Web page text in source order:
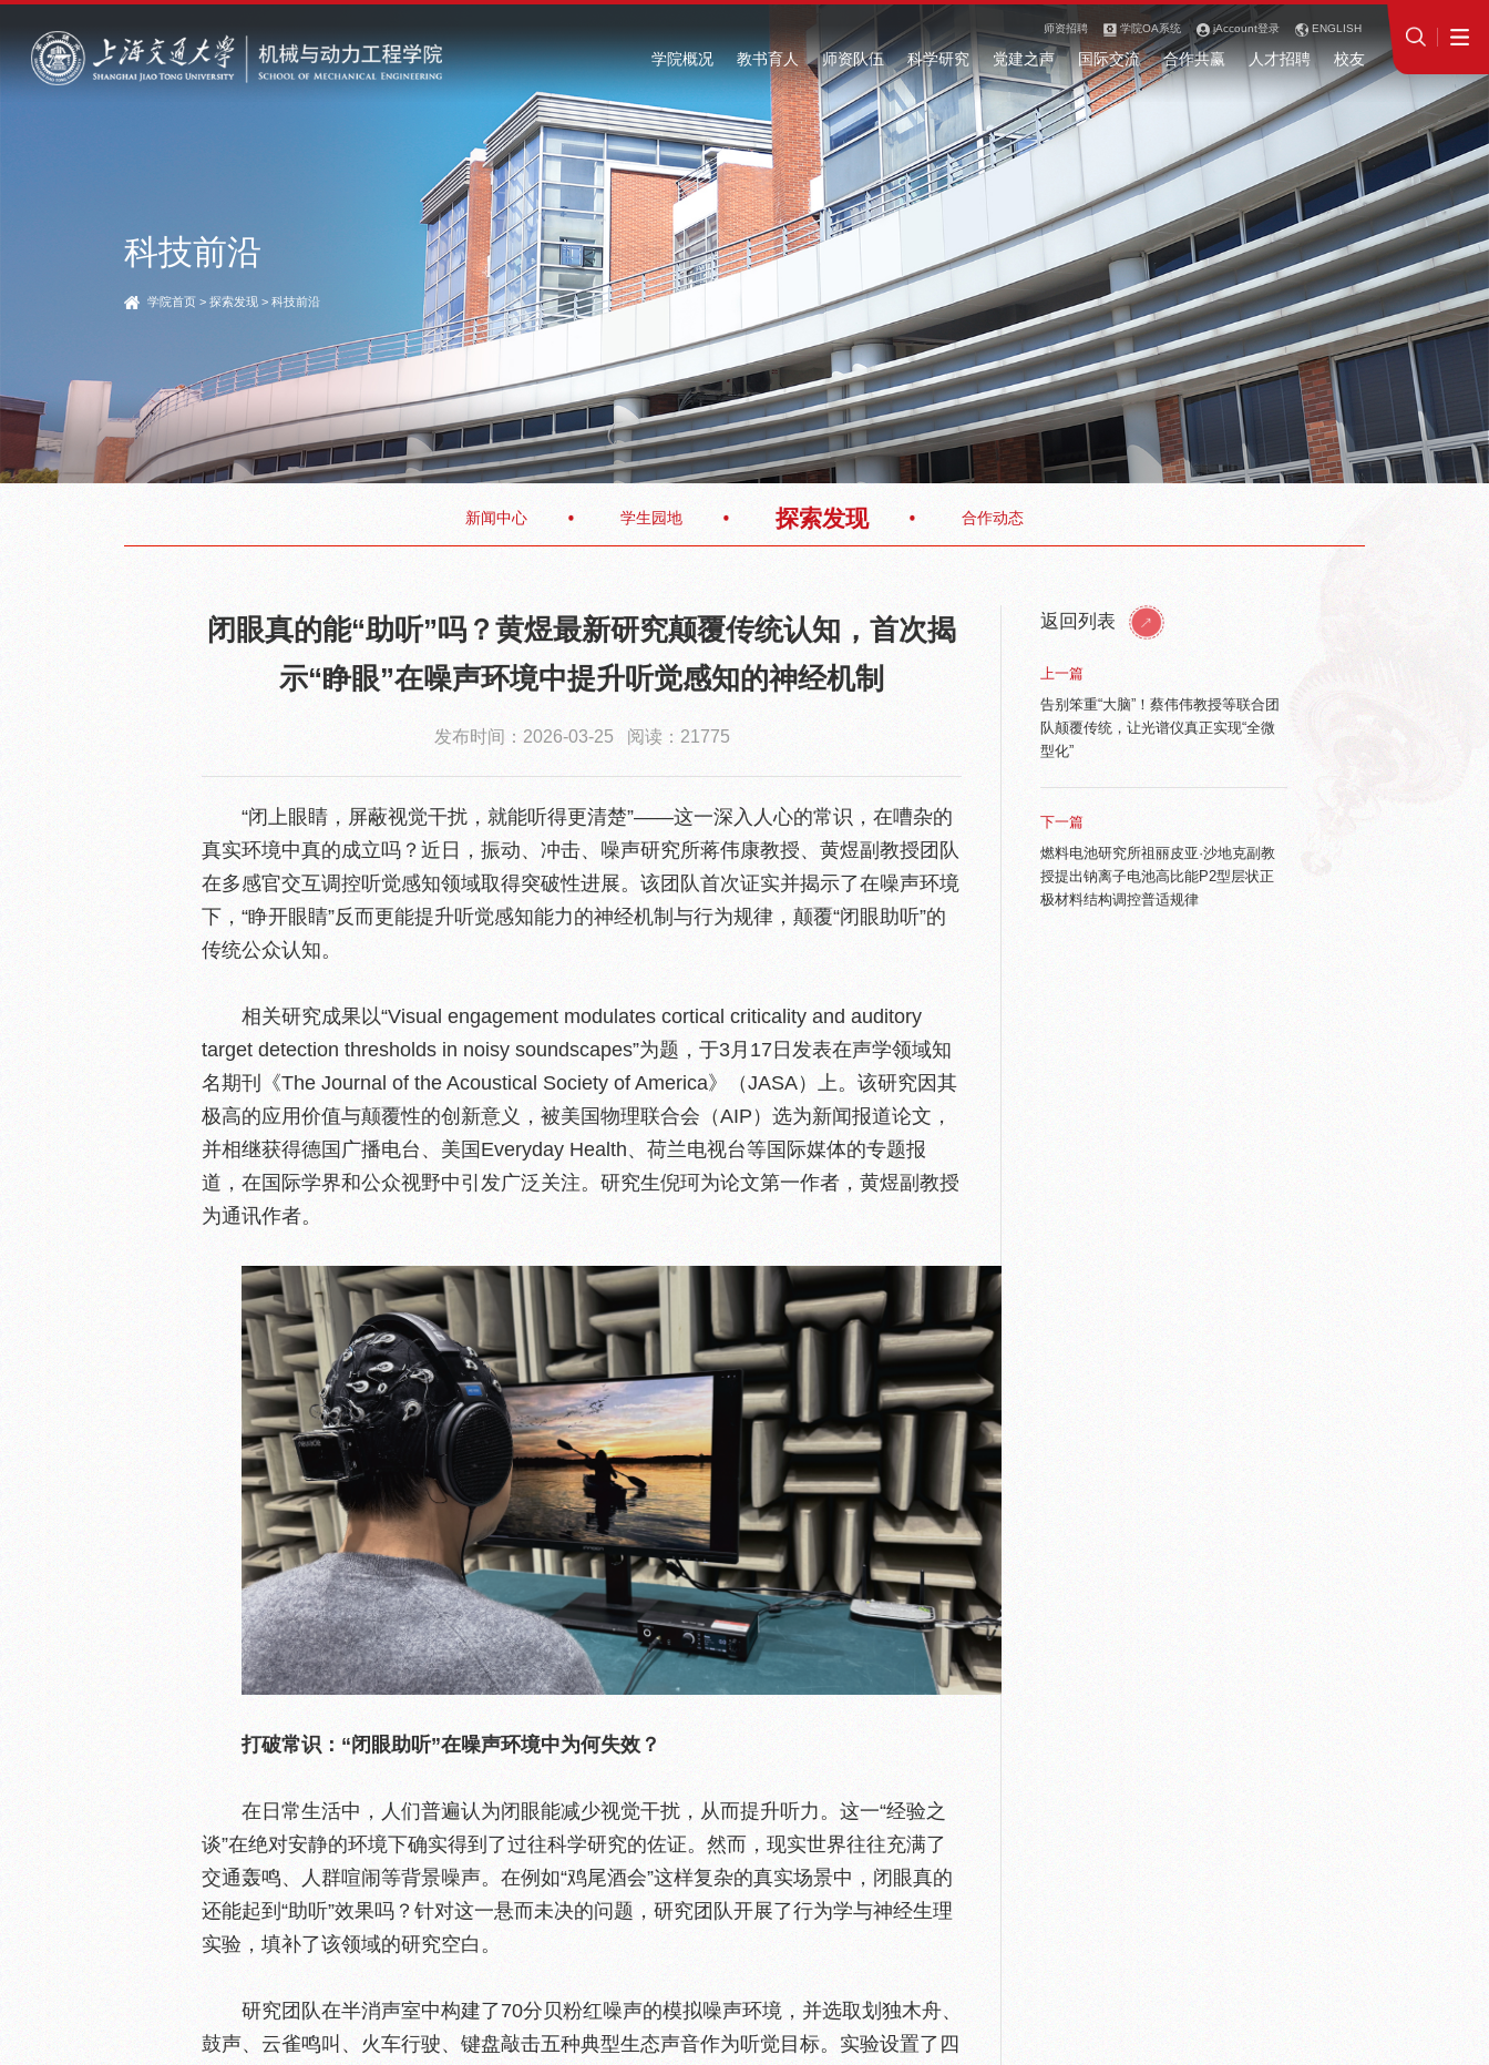
师资招聘 学院OA系统 jAccount登录 ENGLISH
学院概况 教书育人 师资队伍 科学研究 党建之声 国际交流 合作共赢 人才招聘 校友
科技前沿
学院首页 > 探索发现 > 科技前沿
新闻中心 学生园地 探索发现 合作动态
闭眼真的能“助听”吗？黄煜最新研究颠覆传统认知，首次揭
示“睁眼”在噪声环境中提升听觉感知的神经机制
发布时间：2026-03-25 阅读：21775
“闭上眼睛，屏蔽视觉干扰，就能听得更清楚”——这一深入人心的常识，在嘈杂的
真实环境中真的成立吗？近日，振动、冲击、噪声研究所蒋伟康教授、黄煜副教授团队
在多感官交互调控听觉感知领域取得突破性进展。该团队首次证实并揭示了在噪声环境
下，“睁开眼睛”反而更能提升听觉感知能力的神经机制与行为规律，颠覆“闭眼助听”的
传统公众认知。
相关研究成果以“Visual engagement modulates cortical criticality and auditory
target detection thresholds in noisy soundscapes”为题，于3月17日发表在声学领域知
名期刊《The Journal of the Acoustical Society of America》（JASA）上。该研究因其
极高的应用价值与颠覆性的创新意义，被美国物理联合会（AIP）选为新闻报道论文，
并相继获得德国广播电台、美国Everyday Health、荷兰电视台等国际媒体的专题报
道，在国际学界和公众视野中引发广泛关注。研究生倪珂为论文第一作者，黄煜副教授
为通讯作者。
打破常识：“闭眼助听”在噪声环境中为何失效？
在日常生活中，人们普遍认为闭眼能减少视觉干扰，从而提升听力。这一“经验之
谈”在绝对安静的环境下确实得到了过往科学研究的佐证。然而，现实世界往往充满了
交通轰鸣、人群喧闹等背景噪声。在例如“鸡尾酒会”这样复杂的真实场景中，闭眼真的
还能起到“助听”效果吗？针对这一悬而未决的问题，研究团队开展了行为学与神经生理
实验，填补了该领域的研究空白。
研究团队在半消声室中构建了70分贝粉红噪声的模拟噪声环境，并选取划独木舟、
鼓声、云雀鸣叫、火车行驶、键盘敲击五种典型生态声音作为听觉目标。实验设置了四
返回列表
上一篇
告别笨重“大脑”！蔡伟伟教授等联合团
队颠覆传统，让光谱仪真正实现“全微
型化”
下一篇
燃料电池研究所祖丽皮亚·沙地克副教
授提出钠离子电池高比能P2型层状正
极材料结构调控普适规律